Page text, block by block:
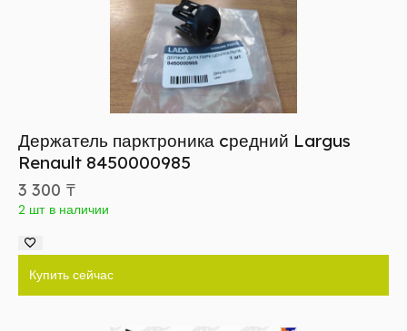
Держатель парктроника cредний Largus
Renault 8450000985
3 300 ₸
2 шт в наличии
Купить сейчас